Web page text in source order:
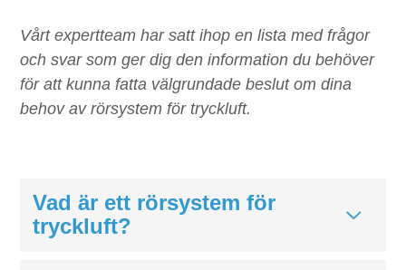
Vårt expertteam har satt ihop en lista med frågor
och svar som ger dig den information du behöver
för att kunna fatta välgrundade beslut om dina
behov av rörsystem för tryckluft.
Vad är ett rörsystem för
tryckluft?